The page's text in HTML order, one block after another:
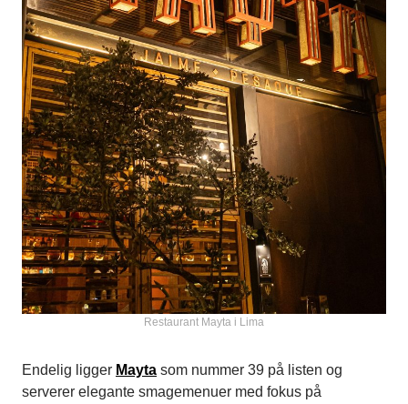
Restaurant Mayta i Lima
Endelig ligger Mayta som nummer 39 på listen og
serverer elegante smagemenuer med fokus på